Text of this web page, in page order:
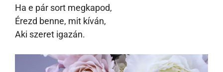
Ha e pár sort megkapod,
Érezd benne, mit kíván,
Aki szeret igazán.